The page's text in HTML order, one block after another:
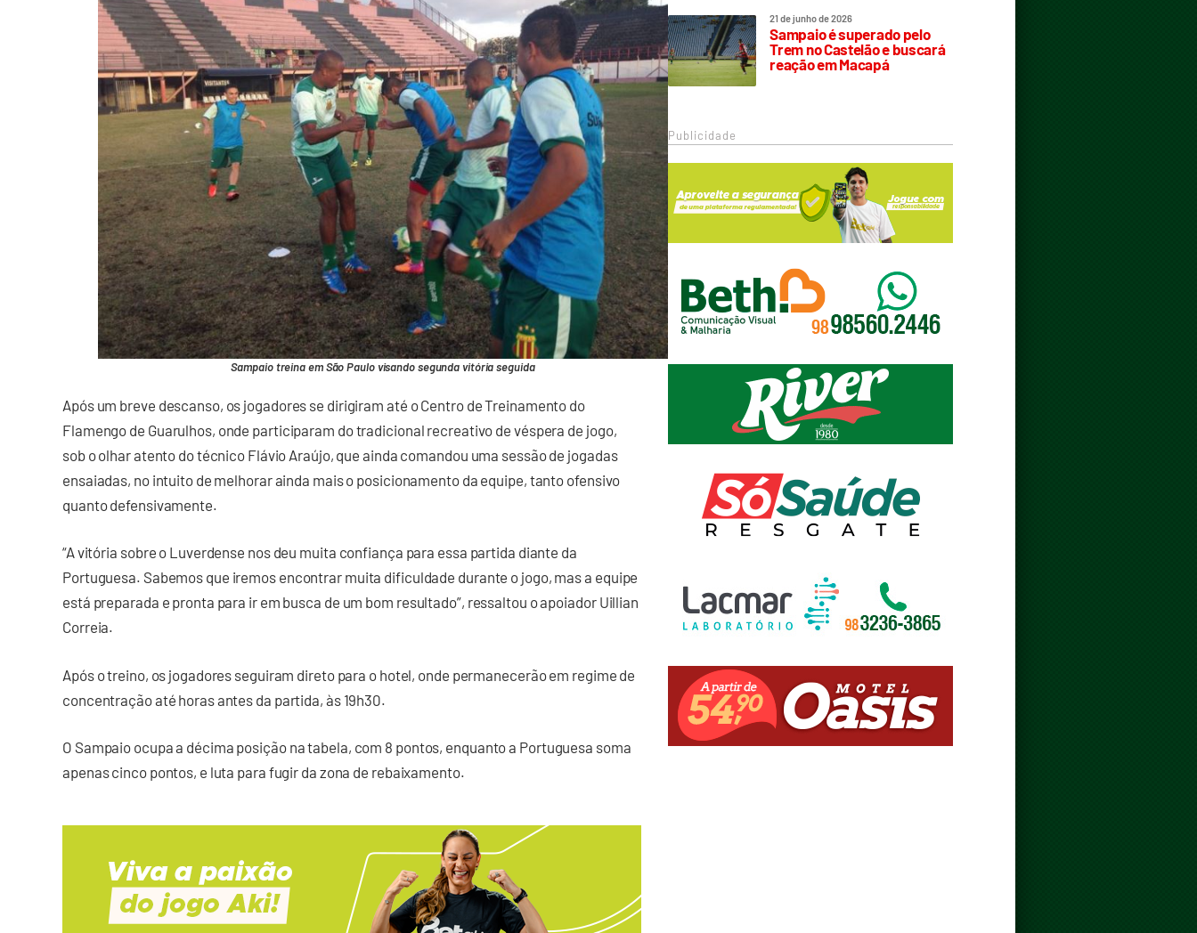
Sampaio treina em São Paulo visando segunda vitória seguida
Após um breve descanso, os jogadores se dirigiram até o Centro de Treinamento do
Flamengo de Guarulhos, onde participaram do tradicional recreativo de véspera de jogo,
sob o olhar atento do técnico Flávio Araújo, que ainda comandou uma sessão de jogadas
ensaiadas, no intuito de melhorar ainda mais o posicionamento da equipe, tanto ofensivo
quanto defensivamente.
“A vitória sobre o Luverdense nos deu muita confiança para essa partida diante da
Portuguesa. Sabemos que iremos encontrar muita dificuldade durante o jogo, mas a equipe
está preparada e pronta para ir em busca de um bom resultado”, ressaltou o apoiador Uillian
Correia.
Após o treino, os jogadores seguiram direto para o hotel, onde permanecerão em regime de
concentração até horas antes da partida, às 19h30.
O Sampaio ocupa a décima posição na tabela, com 8 pontos, enquanto a Portuguesa soma
apenas cinco pontos, e luta para fugir da zona de rebaixamento.
21 de junho de 2026
Sampaio é superado pelo
Trem no Castelão e buscará
reação em Macapá
Publicidade